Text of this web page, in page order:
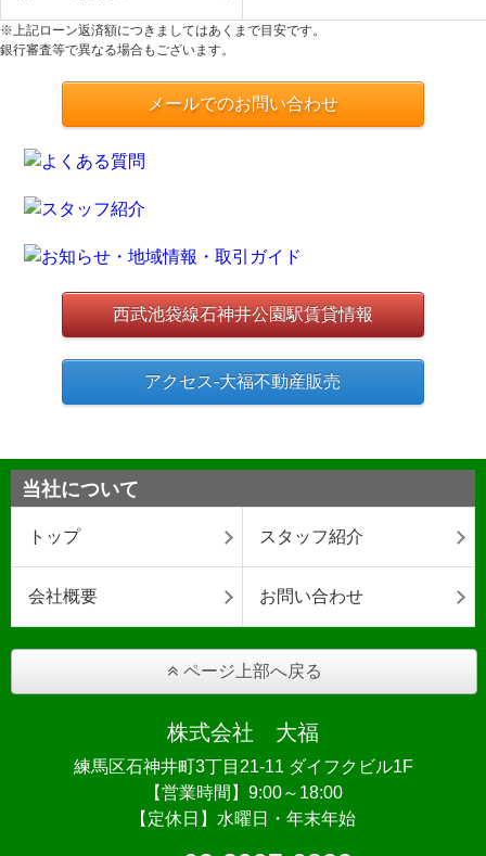
※上記ローン返済額につきましてはあくまで目安です。
銀行審査等で異なる場合もございます。
メールでのお問い合わせ
西武池袋線石神井公園駅賃貸情報
アクセス-大福不動産販売
当社について
トップ スタッフ紹介
会社概要 お問い合わせ
ページ上部へ戻る
株式会社 大福
練馬区石神井町3丁目21-11 ダイフクビル1F
【営業時間】9:00～18:00
【定休日】水曜日・年末年始